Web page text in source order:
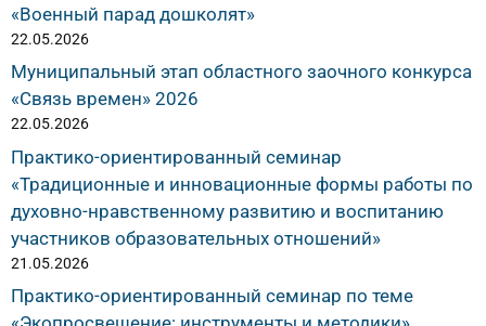
«Военный парад дошколят»
22.05.2026
Муниципальный этап областного заочного конкурса
«Связь времен» 2026
22.05.2026
Практико-ориентированный семинар
«Традиционные и инновационные формы работы по
духовно-нравственному развитию и воспитанию
участников образовательных отношений»
21.05.2026
Практико-ориентированный семинар по теме